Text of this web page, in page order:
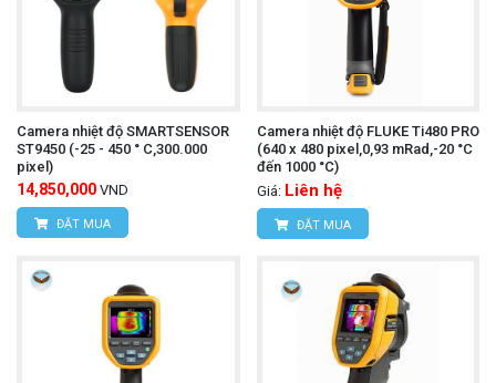
Camera nhiệt độ SMARTSENSOR
ST9450 (-25 - 450 ° C,300.000
pixel)
14,850,000 VND
ĐẶT MUA
Camera nhiệt độ FLUKE Ti480 PRO
(640 x 480 pixel,0,93 mRad,-20 °C
đến 1000 °C)
Giá: Liên hệ
ĐẶT MUA